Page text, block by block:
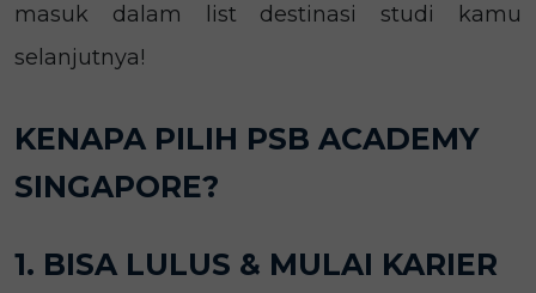
masuk dalam list destinasi studi kamu
selanjutnya!
KENAPA PILIH PSB ACADEMY
SINGAPORE?
1. BISA LULUS & MULAI KARIER